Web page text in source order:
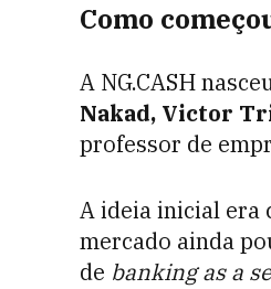
Como
A NG.CASH
Nakad, Victor
professor de
A ideia inicial era
mercado ainda
de banking as a